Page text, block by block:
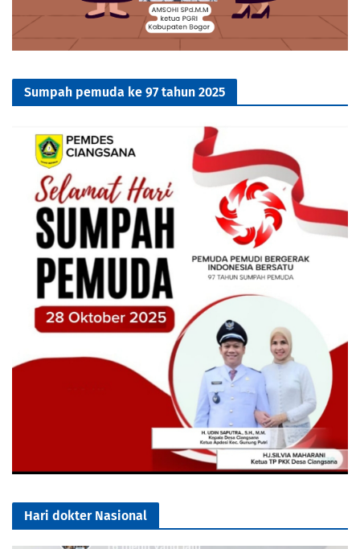
Sumpah pemuda ke 97 tahun 2025
Hari dokter Nasional